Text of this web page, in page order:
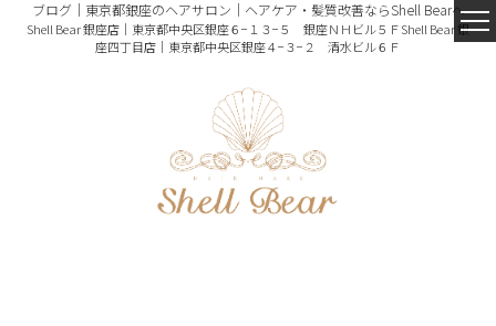
ブログ｜東京都銀座のヘアサロン｜ヘアケア・髪質改善ならShell Bearへ
Shell Bear 銀座店｜東京都中央区銀座６−１３−５ 銀座ＮＨビル５ＦShell Bear 銀
座四丁目店｜東京都中央区銀座４−３−２ 清水ビル６Ｆ